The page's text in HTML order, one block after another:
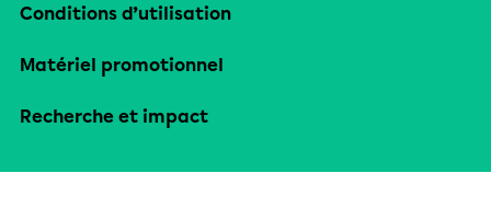
Conditions d’utilisation
Matériel promotionnel
Recherche et impact